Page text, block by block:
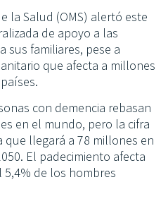
la Salud (OMS) alertó este
de apoyo a las
sus familiares, pese a
que afecta a millones
con demencia rebasan
en el mundo, pero la cifra
que llegará a 78 millones en
El padecimiento afecta
5,4% de los hombres